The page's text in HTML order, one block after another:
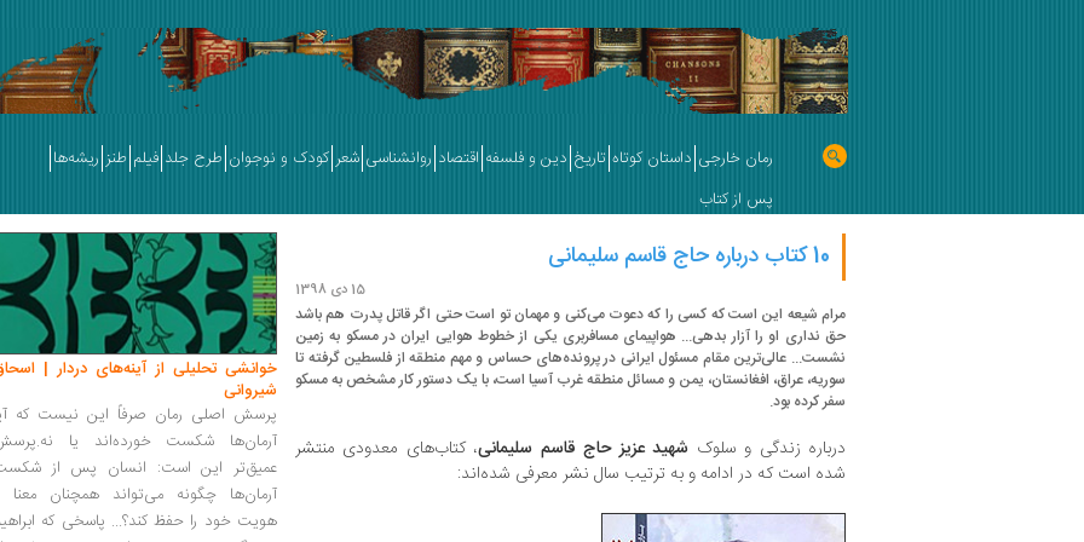
رمان خارجی داستان کوتاه تاریخ دین و فلسفه اقتصاد روانشناسی شعر کودک و نوجوان طرح جلد فیلم طنز ریشه‌ها
پس از کتاب
10 کتاب درباره حاج قاسم سلیمانی
15 دی 1398
مرام شیعه این است که کسی را که دعوت می‌کنی و مهمان تو است حتی اگر قاتل پدرت هم باشد
حق نداری او را آزار بدهی... هواپیمای مسافربری یکی از خطوط هوایی ایران در مسکو به زمین
نشست... عالی‌ترین مقام مسئول ایرانی در پرونده‌های حساس و مهم منطقه از فلسطین گرفته تا
سوریه، عراق، افغانستان، یمن و مسائل منطقه غرب آسیا است، با یک دستور کار مشخص به مسکو
سفر کرده بود.
درباره زندگی و سلوک شهید عزیز حاج قاسم سلیمانی، کتاب‌های معدودی منتشر
شده است که در ادامه و به ترتیب سال نشر معرفی شده‌اند:
خوانشی تحلیلی از آینه‌های دردار |
شیروانی
پرسش اصلی رمان صرفاً این نیست که
آرمان‌ها شکست خورده‌اند یا
عمیق‌تر این است: انسان پس از
آرمان‌ها چگونه می‌تواند همچنان معنا
هویت خود را حفظ کند؟... پاسخی که